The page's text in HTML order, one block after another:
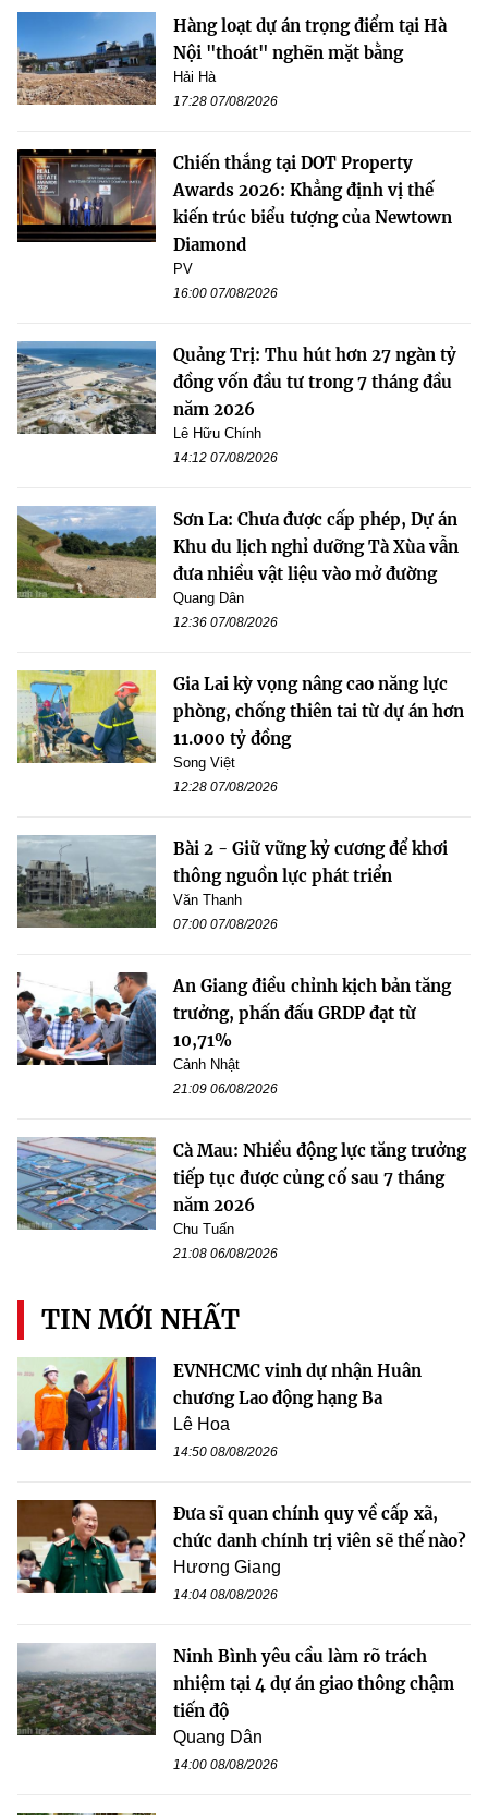
Hàng loạt dự án trọng điểm tại Hà
Nội "thoát" nghẽn mặt bằng
Hải Hà
17:28 07/08/2026
Chiến thắng tại DOT Property
Awards 2026: Khẳng định vị thế
kiến trúc biểu tượng của Newtown
Diamond
PV
16:00 07/08/2026
Quảng Trị: Thu hút hơn 27 ngàn tỷ
đồng vốn đầu tư trong 7 tháng đầu
năm 2026
Lê Hữu Chính
14:12 07/08/2026
Sơn La: Chưa được cấp phép, Dự án
Khu du lịch nghỉ dưỡng Tà Xùa vẫn
đưa nhiều vật liệu vào mở đường
Quang Dân
12:36 07/08/2026
Gia Lai kỳ vọng nâng cao năng lực
phòng, chống thiên tai từ dự án hơn
11.000 tỷ đồng
Song Việt
12:28 07/08/2026
Bài 2 - Giữ vững kỷ cương để khơi
thông nguồn lực phát triển
Văn Thanh
07:00 07/08/2026
An Giang điều chỉnh kịch bản tăng
trưởng, phấn đấu GRDP đạt từ
10,71%
Cảnh Nhật
21:09 06/08/2026
Cà Mau: Nhiều động lực tăng trưởng
tiếp tục được củng cố sau 7 tháng
năm 2026
Chu Tuấn
21:08 06/08/2026
TIN MỚI NHẤT
EVNHCMC vinh dự nhận Huân
chương Lao động hạng Ba
Lê Hoa
14:50 08/08/2026
Đưa sĩ quan chính quy về cấp xã,
chức danh chính trị viên sẽ thế nào?
Hương Giang
14:04 08/08/2026
Ninh Bình yêu cầu làm rõ trách
nhiệm tại 4 dự án giao thông chậm
tiến độ
Quang Dân
14:00 08/08/2026